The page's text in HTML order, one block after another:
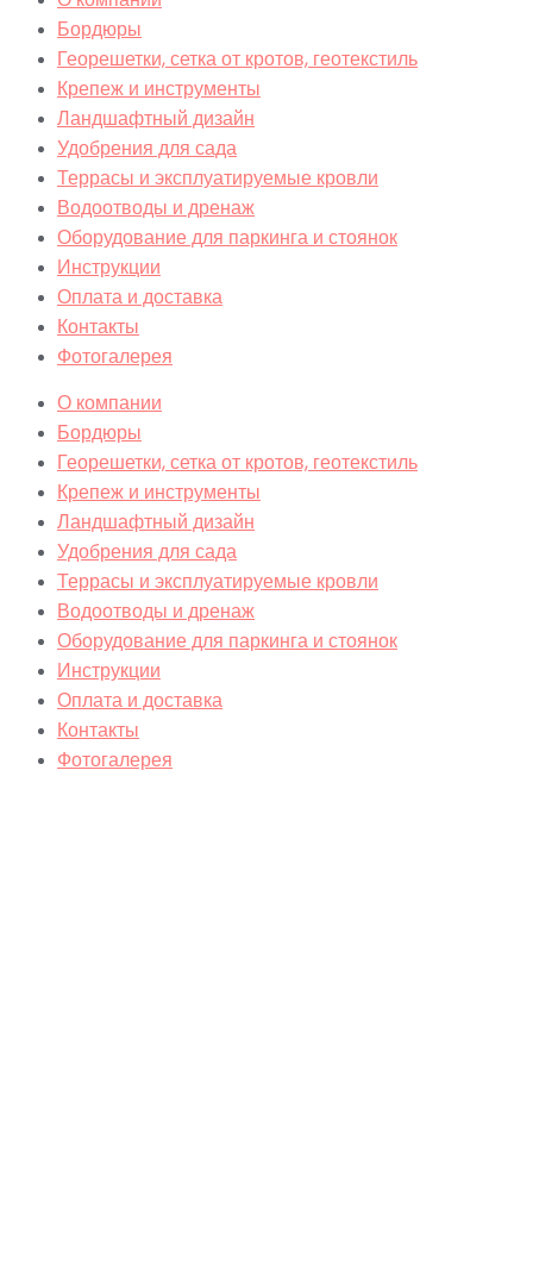
Бордюры
Георешетки, сетка от кротов, геотекстиль
Крепеж и инструменты
Ландшафтный дизайн
Удобрения для сада
Террасы и эксплуатируемые кровли
Водоотводы и дренаж
Оборудование для паркинга и стоянок
Инструкции
Оплата и доставка
Контакты
Фотогалерея
О компании
Бордюры
Георешетки, сетка от кротов, геотекстиль
Крепеж и инструменты
Ландшафтный дизайн
Удобрения для сада
Террасы и эксплуатируемые кровли
Водоотводы и дренаж
Оборудование для паркинга и стоянок
Инструкции
Оплата и доставка
Контакты
Фотогалерея